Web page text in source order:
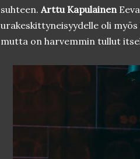
suhteen. Arttu Kapulainen
urakeskittyneisyydelle oli
mutta on harvemmin tullut